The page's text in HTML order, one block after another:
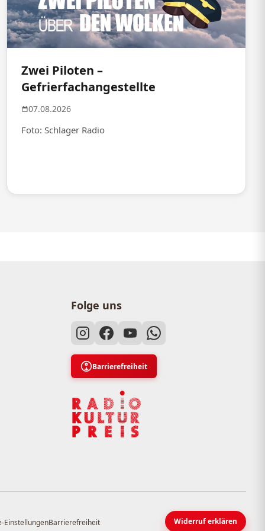
Zwei Piloten –
Gefrierfachangestellte
07.08.2026
Foto: Schlager Radio
Folge uns
Barrierefreiheit
EinstellungenBarrierefreiheit Widerruf erklären